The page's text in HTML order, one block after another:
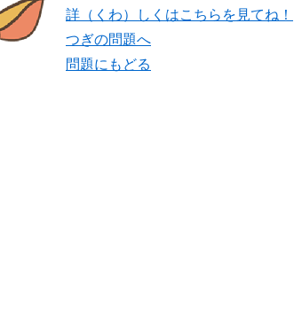
詳（くわ）しくはこちらを見てね！
つぎの問題へ
問題にもどる​